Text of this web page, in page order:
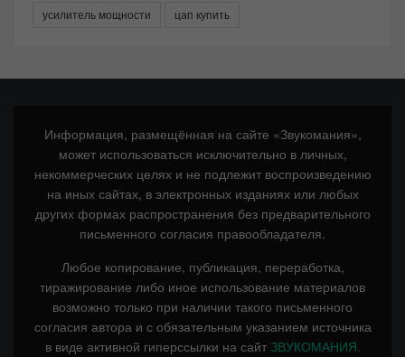
усилитель мощности
цап купить
Информация, размещённая на сайте «Звукомания»,
может использоваться исключительно в личных,
некоммерческих целях и не подлежит воспроизведению
на иных сайтах, в электронных изданиях или любых
других формах распространения без предварительного
письменного согласия правообладателя.
Любое копирование, публикация, переработка,
тиражирование либо иное использование материалов
возможно только при наличии такого письменного
согласия автора и с обязательным указанием источника
в виде активной гиперссылки на сайт ЗВУКОМАНИЯ.